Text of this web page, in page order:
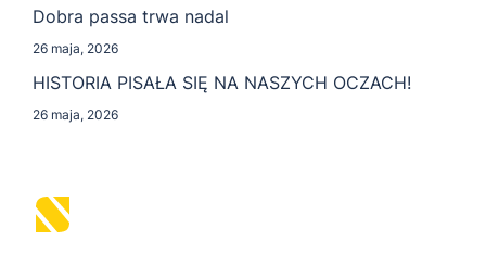
Dobra passa trwa nadal
26 maja, 2026
HISTORIA PISAŁA SIĘ NA NASZYCH OCZACH!
26 maja, 2026